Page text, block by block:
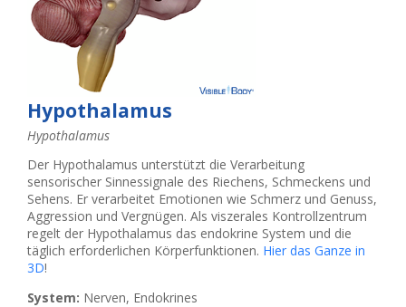
Hypothalamus
Hypothalamus
Der Hypothalamus unterstützt die Verarbeitung
sensorischer Sinnessignale des Riechens, Schmeckens und
Sehens. Er verarbeitet Emotionen wie Schmerz und Genuss,
Aggression und Vergnügen. Als viszerales Kontrollzentrum
regelt der Hypothalamus das endokrine System und die
täglich erforderlichen Körperfunktionen. Hier das Ganze in
3D!
System: Nerven, Endokrines